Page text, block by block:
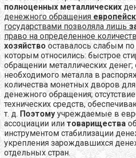
полноценных металлических
денежного обращения
государствами позволяла лишь
право на определенное
хозяйство оставалось слабым
которым относились: быстрое
обращении металлических
необходимого металла в
количества монетных дворов
денежного обращения;
технических средств,
т. д. Поэтому учреждаемые в
ассоциации или товарищества
инструментом стабилизации
укрепления зарождавшихся
отдельных стран.